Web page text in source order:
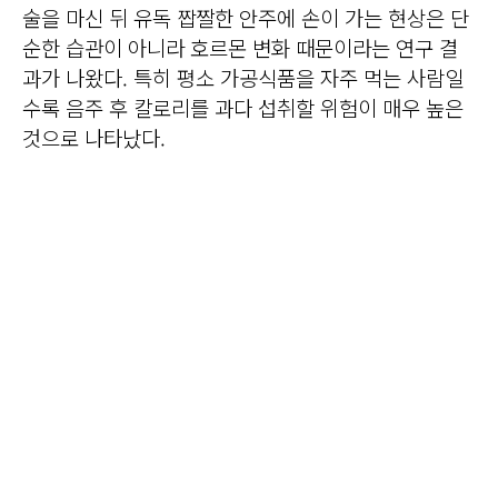
술을 마신 뒤 유독 짭짤한 안주에 손이 가는 현상은 단
순한 습관이 아니라 호르몬 변화 때문이라는 연구 결
과가 나왔다. 특히 평소 가공식품을 자주 먹는 사람일
수록 음주 후 칼로리를 과다 섭취할 위험이 매우 높은
것으로 나타났다.